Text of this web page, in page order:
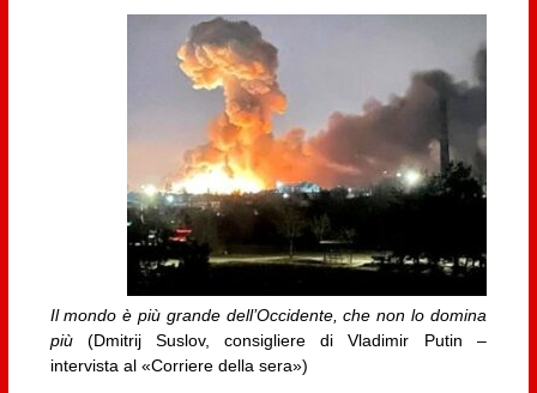
Il mondo è più grande dell’Occidente, che non lo domina
più(Dmitrij Suslov, consigliere di Vladimir Putin –
intervista al «Corriere della sera»)